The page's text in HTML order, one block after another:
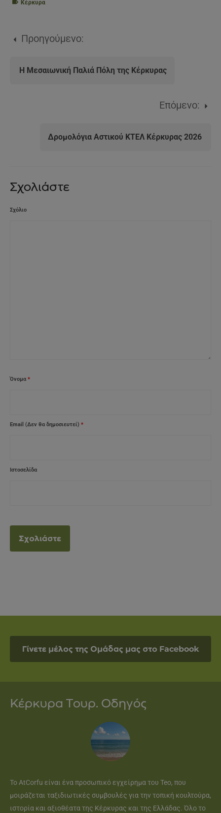
Κέρκυρα
Προηγούμενο:
Η Μεσαιωνική Παλιά Πόλη της Κέρκυρας
Επόμενο:
Δρομολόγια Αστικού ΚΤΕΛ Κέρκυρας 2026
Σχολιάστε
Σχόλιο
Όνομα *
Email (Δεν θα δημοσιευτεί) *
Ιστοσελίδα
Γίνετε μέλος της Ομάδας μας στο Facebook
Κέρκυρα Τουρ. Οδηγός
Το AtCorfu είναι ένα προσωπικό εγχείρημα του Teo, που
μοιράζεται ταξιδιωτικές συμβουλές για την τοπική κουλτούρα,
ιστορία και αξιοθέατα της Κέρκυρας και της Ελλάδας. Όλο το